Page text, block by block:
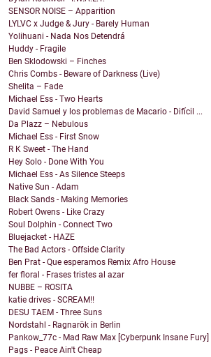
SENSOR NOISE – Apparition
LYLVC x Judge & Jury - Barely Human
Yolihuani - Nada Nos Detendrá
Huddy - Fragile
Ben Sklodowski – Finches
Chris Combs - Beware of Darkness (Live)
Shelita – Fade
Michael Ess - Two Hearts
David Samuel y los problemas de Macario - Difícil ...
Da Plazz – Nebulous
Michael Ess - First Snow
R K Sweet - The Hand
Hey Solo - Done With You
Michael Ess - As Silence Steeps
Native Sun - Adam
Black Sands - Making Memories
Robert Owens - Like Crazy
Soul Dolphin - Connect Two
Bluejacket - HAZE
The Bad Actors - Offside Clarity
Ben Prat - Que esperamos Remix Afro House
fer floral - Frases tristes al azar
NUBBE – ROSITA
katie drives - SCREAM!!
DESU TAEM - Three Suns
Nordstahl - Ragnarök in Berlin
Pankow_77c - Mad Raw Max [Cyberpunk Insane Fury]
Pags - Peace Ain't Cheap